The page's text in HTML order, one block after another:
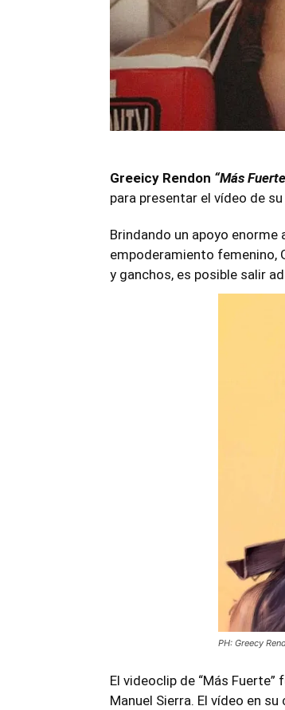
Greeicy Rendon “Más
para presentar el vídeo de
Brindando un apoyo
empoderamiento femenino,
y ganchos, es posible salir
PH: Greecy
El videoclip de “Más
Manuel Sierra. El vídeo en su